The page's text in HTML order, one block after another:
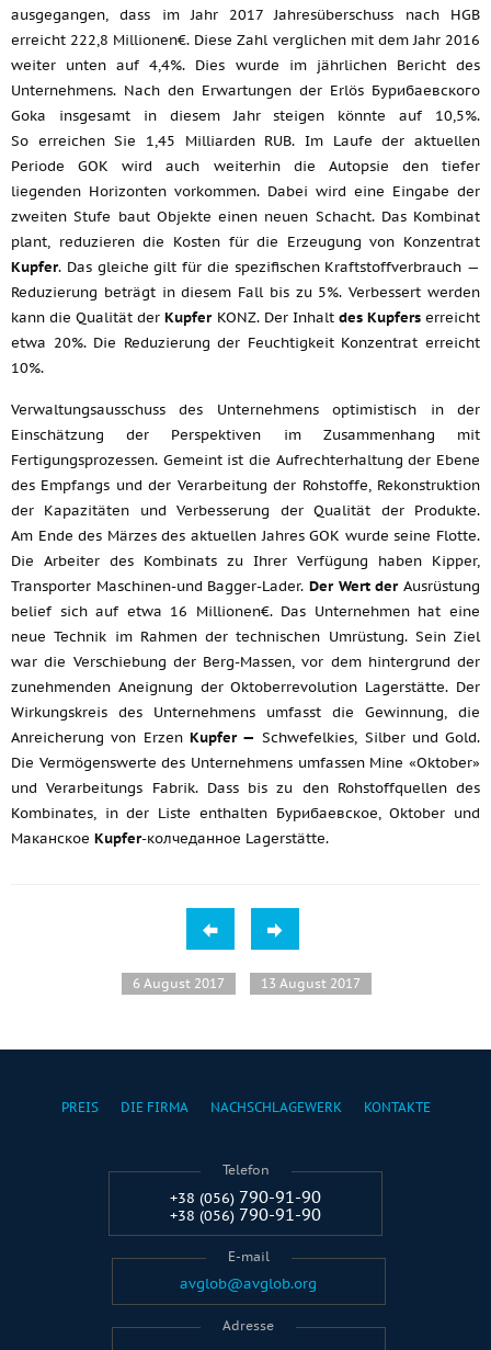
ausgegangen, dass im Jahr 2017 Jahresüberschuss nach HGB
erreicht 222,8 Millionen€. Diese Zahl verglichen mit dem Jahr 2016
weiter unten auf 4,4%. Dies wurde im jährlichen Bericht des
Unternehmens. Nach den Erwartungen der Erlös Бурибаевского
Goka insgesamt in diesem Jahr steigen könnte auf 10,5%.
So erreichen Sie 1,45 Milliarden RUB. Im Laufe der aktuellen
Periode GOK wird auch weiterhin die Autopsie den tiefer
liegenden Horizonten vorkommen. Dabei wird eine Eingabe der
zweiten Stufe baut Objekte einen neuen Schacht. Das Kombinat
plant, reduzieren die Kosten für die Erzeugung von Konzentrat
Kupfer. Das gleiche gilt für die spezifischen Kraftstoffverbrauch —
Reduzierung beträgt in diesem Fall bis zu 5%. Verbessert werden
kann die Qualität derKupferKONZ. Der Inhalt des Kupferserreicht
etwa 20%. Die Reduzierung der Feuchtigkeit Konzentrat erreicht
10%.
Verwaltungsausschuss des Unternehmens optimistisch in der
Einschätzung der Perspektiven im Zusammenhang mit
Fertigungsprozessen. Gemeint ist die Aufrechterhaltung der Ebene
des Empfangs und der Verarbeitung der Rohstoffe, Rekonstruktion
der Kapazitäten und Verbesserung der Qualität der Produkte.
Am Ende des Märzes des aktuellen Jahres GOK wurde seine Flotte.
Die Arbeiter des Kombinats zu Ihrer Verfügung haben Kipper,
Transporter Maschinen-und Bagger-Lader. Der Wert derAusrüstung
belief sich auf etwa 16 Millionen€. Das Unternehmen hat eine
neue Technik im Rahmen der technischen Umrüstung. Sein Ziel
war die Verschiebung der Berg-Massen, vor dem hintergrund der
zunehmenden Aneignung der Oktoberrevolution Lagerstätte. Der
Wirkungskreis des Unternehmens umfasst die Gewinnung, die
Anreicherung von Erzen Kupfer — Schwefelkies, Silber und Gold.
Die Vermögenswerte des Unternehmens umfassen Mine «Oktober»
und Verarbeitungs Fabrik. Dass bis zu den Rohstoffquellen des
Kombinates, in der Liste enthalten Бурибаевское, Oktober und
Маканское Kupfer-колчеданное Lagerstätte.
6 August 2017 13 August 2017
PREIS DIE FIRMA NACHSCHLAGEWERK KONTAKTE
Telefon
+38 (056) 790-91-90
+38 (056) 790-91-90
E-mail
avglob@avglob.org
Adresse